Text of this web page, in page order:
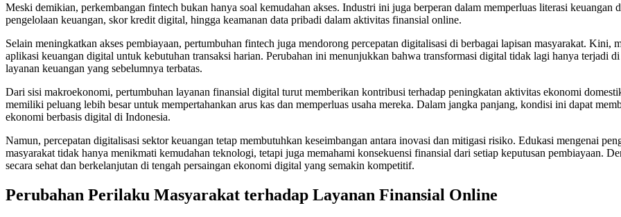
Meski demikian, perkembangan fintech bukan hanya soal kemudahan akses. Industri ini juga berperan dalam memperluas literasi
pengelolaan keuangan, skor kredit digital, hingga keamanan data pribadi dalam aktivitas finansial online.
Selain meningkatkan akses pembiayaan, pertumbuhan fintech juga mendorong percepatan digitalisasi di berbagai lapisan masyarakat. Kini,
aplikasi keuangan digital untuk kebutuhan transaksi harian. Perubahan ini menunjukkan bahwa transformasi digital tidak lagi hanya terjadi
layanan keuangan yang sebelumnya terbatas.
Dari sisi makroekonomi, pertumbuhan layanan finansial digital turut memberikan kontribusi terhadap peningkatan aktivitas ekonomi
memiliki peluang lebih besar untuk mempertahankan arus kas dan memperluas usaha mereka. Dalam jangka panjang, kondisi ini dapat
ekonomi berbasis digital di Indonesia.
Namun, percepatan digitalisasi sektor keuangan tetap membutuhkan keseimbangan antara inovasi dan mitigasi risiko. Edukasi mengenai
masyarakat tidak hanya menikmati kemudahan teknologi, tetapi juga memahami konsekuensi finansial dari setiap keputusan pembiayaan.
secara sehat dan berkelanjutan di tengah persaingan ekonomi digital yang semakin kompetitif.
Perubahan Perilaku Masyarakat terhadap Layanan Finansial Online